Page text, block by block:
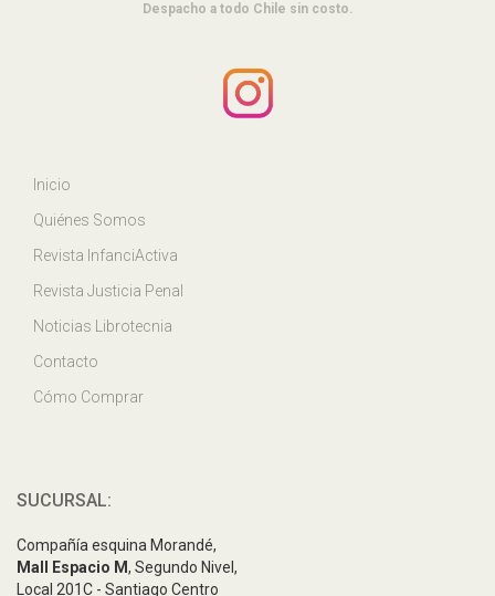
Despacho a todo Chile sin costo.
Inicio
Quiénes Somos
Revista InfanciActiva
Revista Justicia Penal
Noticias Librotecnia
Contacto
Cómo Comprar
SUCURSAL:
Compañía esquina Morandé,
Mall Espacio M, Segundo Nivel,
Local 201C - Santiago Centro